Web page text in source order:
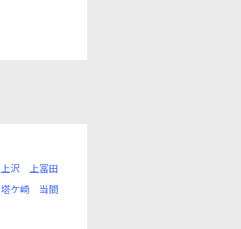
上沢
上冨田
塔ケ崎
当間